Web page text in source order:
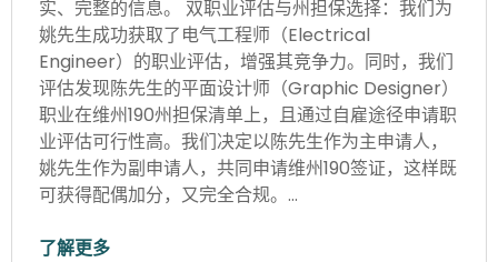
实、完整的信息。 双职业评估与州担保选择：我们为
姚先生成功获取了电气工程师（Electrical
Engineer）的职业评估，增强其竞争力。同时，我们
评估发现陈先生的平面设计师（Graphic Designer）
职业在维州190州担保清单上，且通过自雇途径申请职
业评估可行性高。我们决定以陈先生作为主申请人，
姚先生作为副申请人，共同申请维州190签证，这样既
可获得配偶加分，又完全合规。…
了解更多